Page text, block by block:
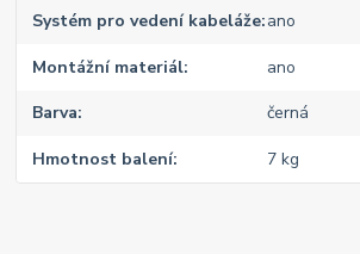
Systém pro vedení kabeláže ano
Montážní materiál ano
Barva černá
Hmotnost balení 7 kg